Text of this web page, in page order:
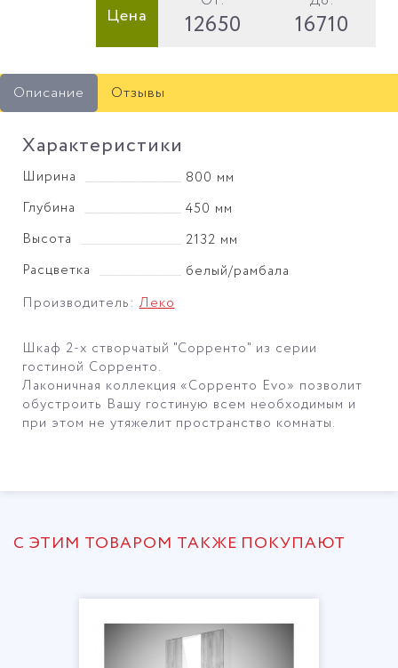
Цена 12650 16710
Описание Отзывы
Характеристики
Ширина
800 мм
Глубина
450 мм
Высота
2132 мм
Расцветка
белый/рамбала
Производитель:Леко
Шкаф 2-х створчатый "Сорренто" из серии
гостиной Сорренто.
Лаконичная коллекция «Сорренто Evo» позволит
обустроить Вашу гостиную всем необходимым и
при этом не утяжелит пространство комнаты.
С ЭТИМ ТОВАРОМ ТАКЖЕ ПОКУПАЮТ